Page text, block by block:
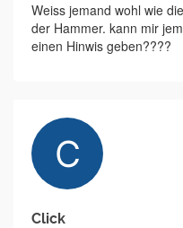
Weiss jemand wohl wie
der Hammer. kann mir
einen Hinwis geben????
Click